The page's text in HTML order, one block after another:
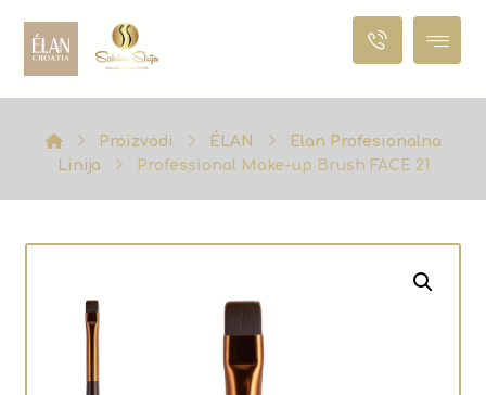
Proizvodi ÉLAN
Elan Profesionalna
Linija
Professional Make-up Brush FACE 21